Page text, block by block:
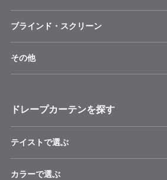
ブラインド・スクリーン
その他
ドレープカーテンを探す
テイストで選ぶ
カラーで選ぶ